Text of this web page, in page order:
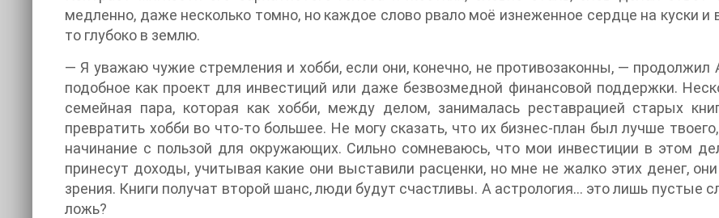
медленно, даже несколько томно, но каждое слово рвало моё изнеженное сердце на куски и
то глубоко в землю.
— Я уважаю чужие стремления и хобби, если они, конечно, не противозаконны, —
подобное как проект для инвестиций или даже безвозмедной финансовой поддержки.
семейная пара, которая как хобби, между делом, занималась реставрацией старых
превратить хобби во что-то большее. Не могу сказать, что их бизнес-план был лучше
начинание с пользой для окружающих. Сильно сомневаюсь, что мои инвестиции в этом
принесут доходы, учитывая какие они выставили расценки, но мне не жалко этих денег,
зрения. Книги получат второй шанс, люди будут счастливы. А астрология... это лишь пустые
ложь?